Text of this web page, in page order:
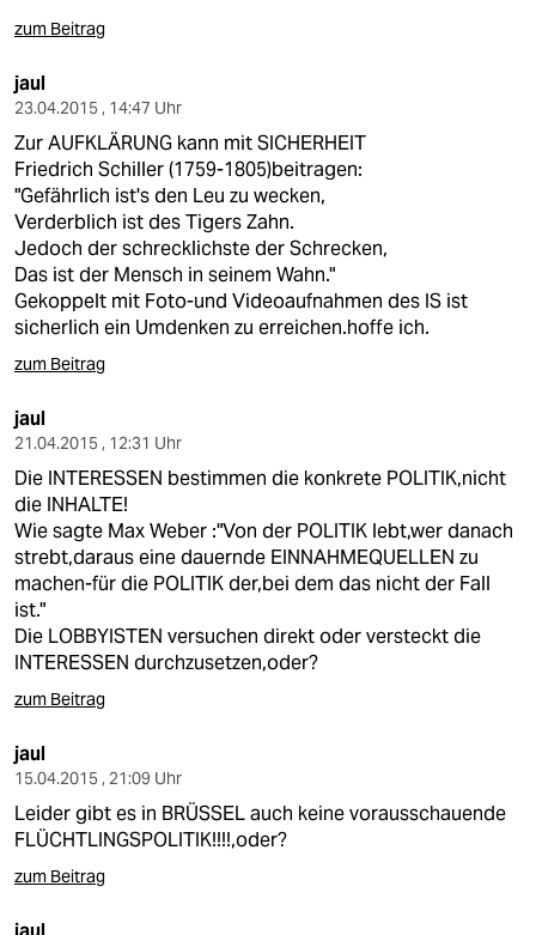
zum Beitrag
jaul
23.04.2015 , 14:47 Uhr
Zur AUFKLÄRUNG kann mit SICHERHEIT
Friedrich Schiller (1759-1805)beitragen:
"Gefährlich ist's den Leu zu wecken,
Verderblich ist des Tigers Zahn.
Jedoch der schrecklichste der Schrecken,
Das ist der Mensch in seinem Wahn."
Gekoppelt mit Foto-und Videoaufnahmen des IS ist
sicherlich ein Umdenken zu erreichen.hoffe ich.
zum Beitrag
jaul
21.04.2015 , 12:31 Uhr
Die INTERESSEN bestimmen die konkrete POLITIK,nicht
die INHALTE!
Wie sagte Max Weber :"Von der POLITIK lebt,wer danach
strebt,daraus eine dauernde EINNAHMEQUELLEN zu
machen-für die POLITIK der,bei dem das nicht der Fall
ist."
Die LOBBYISTEN versuchen direkt oder versteckt die
INTERESSEN durchzusetzen,oder?
zum Beitrag
jaul
15.04.2015 , 21:09 Uhr
Leider gibt es in BRÜSSEL auch keine vorausschauende
FLÜCHTLINGSPOLITIK!!!!,oder?
zum Beitrag